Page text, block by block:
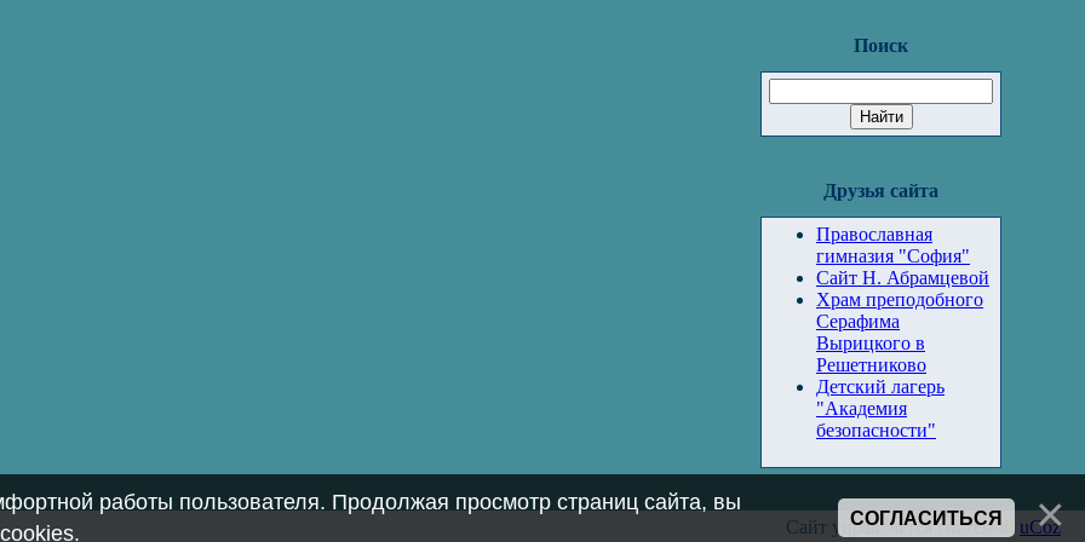
Поиск
Друзья сайта
Православная
гимназия "София"
Сайт Н. Абрамцевой
Храм преподобного
Серафима
Вырицкого в
Решетниково
Детский лагерь
"Академия
безопасности"
Сайт управляется системой uCoz
работы пользователя. Продолжая просмотр страниц сайта, вы
.
СОГЛАСИТЬСЯ